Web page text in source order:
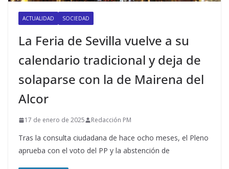
ACTUALIDAD SOCIEDAD
La Feria de Sevilla vuelve a su
calendario tradicional y deja de
solaparse con la de Mairena del
Alcor
17 de enero de 2025 Redacción PM
Tras la consulta ciudadana de hace ocho meses, el Pleno
aprueba con el voto del PP y la abstención de